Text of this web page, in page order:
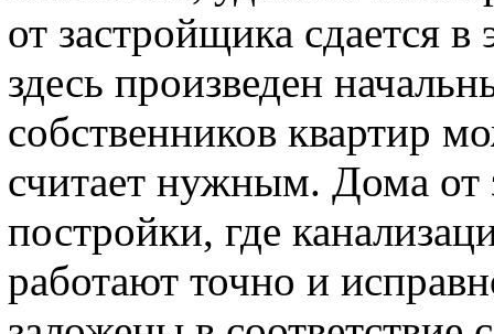
от застройщика сдается
здесь произведен
собственников квартир
считает нужным. Дома от
постройки, где
работают точно и